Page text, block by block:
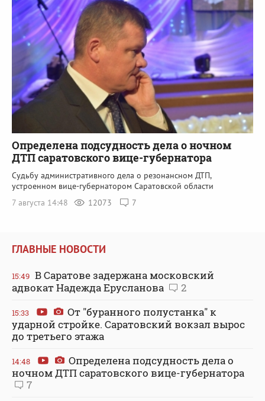
Определена подсудность дела о ночном
ДТП саратовского вице-губернатора
Судьбу административного дела о резонансном ДТП,
устроенном вице-губернатором Саратовской области
7 августа 14:48
12073 7
ГЛАВНЫЕ НОВОСТИ
15:49 В Саратове задержана московский
адвокат Надежда Ерусланова
2
15:33
От "буранного полустанка" к
ударной стройке. Саратовский вокзал вырос
до третьего этажа
14:48
Определена подсудность дела о
ночном ДТП саратовского вице-губернатора
7